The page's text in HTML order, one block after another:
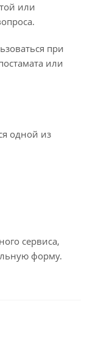
или
при
или
одной из
сервиса,
форму.